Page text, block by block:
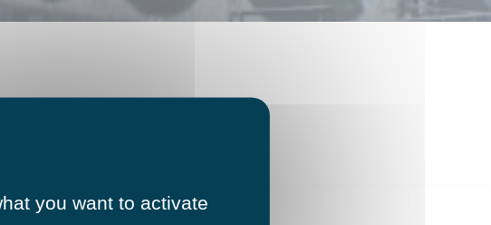
you want to activate